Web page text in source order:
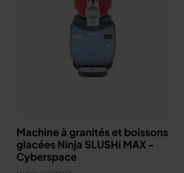
Machine à granités et boissons
glacées Ninja SLUSHi MAX -
Cyberspace